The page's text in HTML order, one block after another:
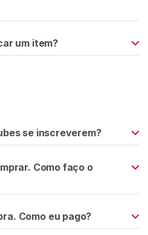
um item?
se inscreverem?
Como faço o
Como eu pago?